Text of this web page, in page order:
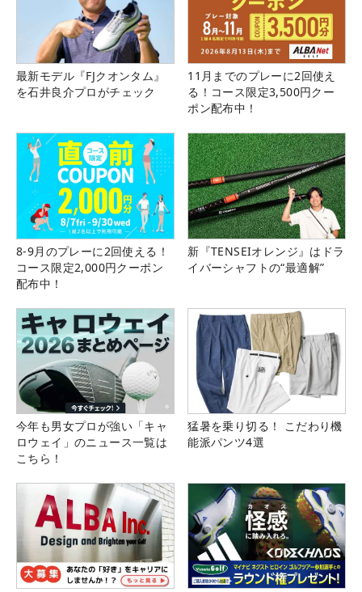
最新モデル『FJクオンタム』
を石井良介プロがチェック
11月までのプレーに2回使え
る！コース限定3,500円クー
ポン配布中！
8-9月のプレーに2回使える！
コース限定2,000円クーポン
配布中！
新『TENSEIオレンジ』はドラ
イバーシャフトの“最適解”
今年も男女プロが強い「キャ
ロウェイ」のニュース一覧は
こちら！
猛暑を乗り切る！ こだわり機
能派パンツ4選